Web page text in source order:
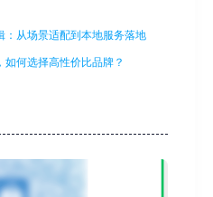
：从场景适配到本地服务落地
何选择高性价比品牌？